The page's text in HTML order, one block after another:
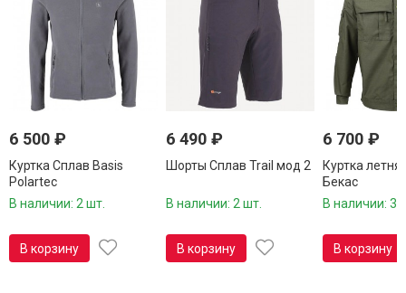
6 500 ₽
Куртка Сплав Basis
Polartec
В наличии: 2 шт.
В корзину
6 490 ₽
Шорты Сплав Trail мод 2
В наличии: 2 шт.
В корзину
6 700 ₽
Куртка
Бекас
В наличии: 3
В корзину